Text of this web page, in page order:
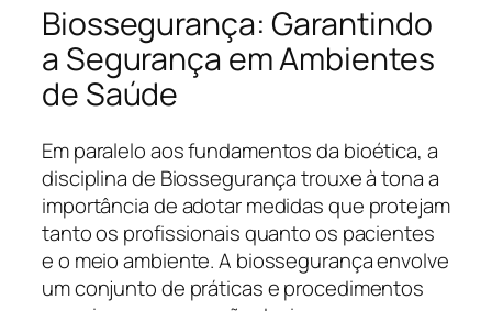
Biossegurança: Garantindo
a Segurança em Ambientes
de Saúde
Em paralelo aos fundamentos da bioética, a
disciplina de Biossegurança trouxe à tona a
importância de adotar medidas que protejam
tanto os profissionais quanto os pacientes
e o meio ambiente. A biossegurança envolve
um conjunto de práticas e procedimentos